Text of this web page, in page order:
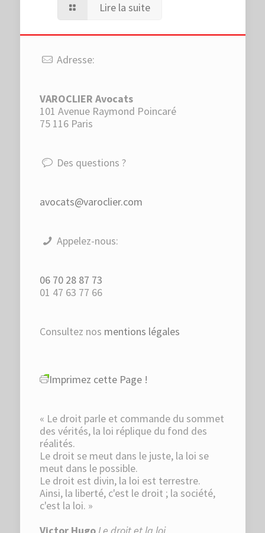
Lire la suite
Adresse:
VAROCLIER Avocats
101 Avenue Raymond Poincaré
75 116 Paris
Des questions ?
avocats@varoclier.com
Appelez-nous:
06 70 28 87 73
01 47 63 77 66
Consultez nos mentions légales
Imprimez cette Page !
« Le droit parle et commande du sommet
des vérités, la loi réplique du fond des
réalités.
Le droit se meut dans le juste, la loi se
meut dans le possible.
Le droit est divin, la loi est terrestre.
Ainsi, la liberté, c'est le droit ; la société,
c'est la loi. »